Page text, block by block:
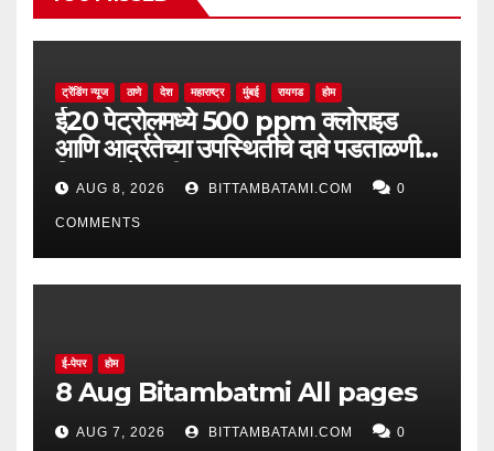
ट्रेंडिंग न्यूज ठाणे देश महाराष्ट्र मुंबई रायगड होम
ई20 पेट्रोलमध्ये 500 ppm क्लोराइड
आणि आर्द्रतेच्या उपस्थितीचे दावे पडताळणीत
सिद्ध झाले नाहीत
AUG 8, 2026 BITTAMBATAMI.COM 0
COMMENTS
ई-पेपर होम
8 Aug Bitambatmi All pages
AUG 7, 2026 BITTAMBATAMI.COM 0